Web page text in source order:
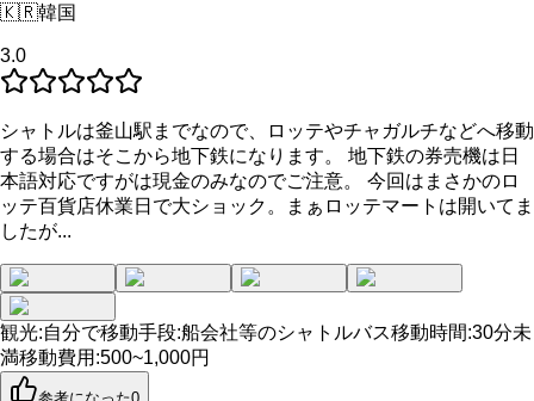
🇰🇷韓国
3.0
シャトルは釜山駅までなので、ロッテやチャガルチなどへ移動
する場合はそこから地下鉄になります。 地下鉄の券売機は日
本語対応ですがは現金のみなのでご注意。 今回はまさかのロ
ッテ百貨店休業日で大ショック。まぁロッテマートは開いてま
したが...
観光:自分で移動手段:船会社等のシャトルバス移動時間:30分未
満移動費用 :500~1,000円